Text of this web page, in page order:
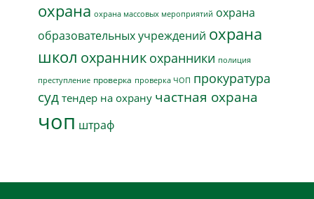
охрана охрана массовых мероприятий охрана
образовательных учреждений охрана
школ охранник охранники полиция
преступление проверка проверка ЧОП прокуратура
суд тендер на охрану частная охрана
чоп штраф